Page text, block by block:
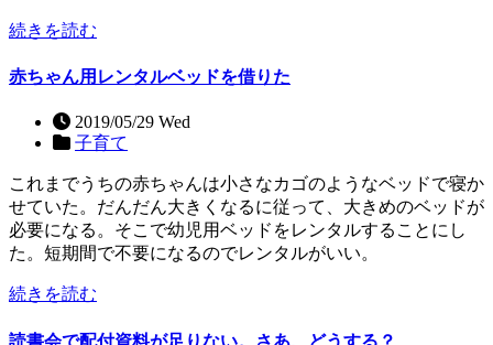
続きを読む
赤ちゃん用レンタルベッドを借りた
2019/05/29 Wed
子育て
これまでうちの赤ちゃんは小さなカゴのようなベッドで寝か
せていた。だんだん大きくなるに従って、大きめのベッドが
必要になる。そこで幼児用ベッドをレンタルすることにし
た。短期間で不要になるのでレンタルがいい。
続きを読む
読書会で配付資料が足りない。さあ、どうする？